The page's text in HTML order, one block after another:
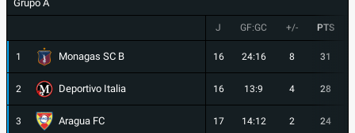
Grupo A
J GF:GC +/- PTS
1 Monagas SC B 16 24:16 8 31
2 Deportivo Italia 16 13:9 4 28
3 Aragua FC 17 14:12 2 24